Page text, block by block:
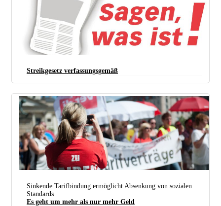
Streikgesetz verfassungsgemäß
(foto: Renate Kossmann)
Sinkende Tarifbindung ermöglicht Absenkung von sozialen
Standards
Es geht um mehr als nur mehr Geld